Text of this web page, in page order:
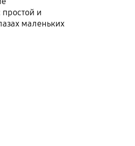
и
маленьких